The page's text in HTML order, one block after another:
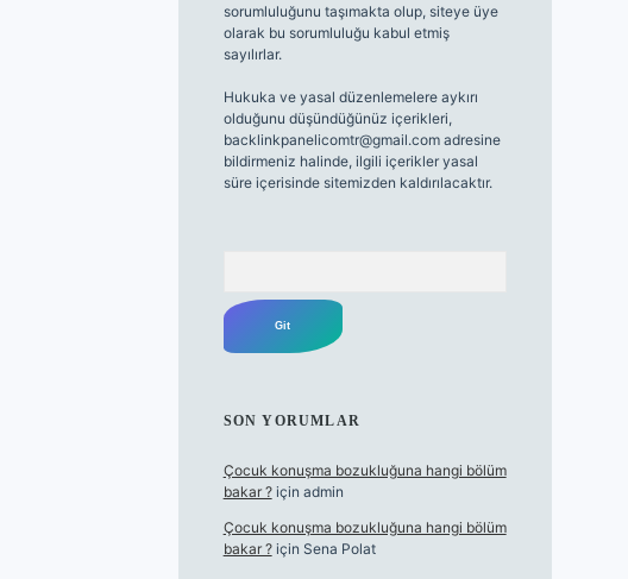
sorumluluğunu taşımakta olup, siteye üye
olarak bu sorumluluğu kabul etmiş
sayılırlar.
Hukuka ve yasal düzenlemelere aykırı
olduğunu düşündüğünüz içerikleri,
backlinkpanelicomtr@gmail.comadresine
bildirmeniz halinde, ilgili içerikler yasal
süre içerisinde sitemizden kaldırılacaktır.
SON YORUMLAR
Çocuk konuşma bozukluğuna hangi bölüm
bakar ?için admin
Çocuk konuşma bozukluğuna hangi bölüm
bakar ?için Sena Polat